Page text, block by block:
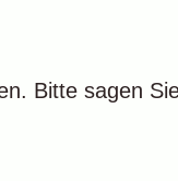
Bitte sagen